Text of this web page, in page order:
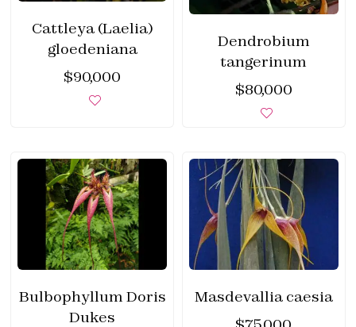
Cattleya (Laelia)
gloedeniana
$90,000
Dendrobium
tangerinum
$80,000
Bulbophyllum Doris
Dukes
Masdevallia caesia